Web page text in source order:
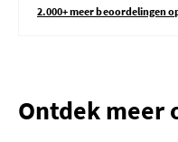
2.000+ meer beoordelingen
Ontdek meer